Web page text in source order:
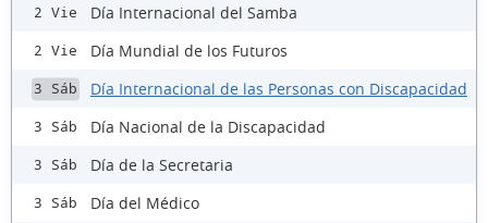
2 Vie Día Internacional del Samba
2 Vie Día Mundial de los Futuros
3 Sáb Día Internacional de las Personas con Discapacidad
3 Sáb Día Nacional de la Discapacidad
3 Sáb Día de la Secretaria
3 Sáb Día del Médico